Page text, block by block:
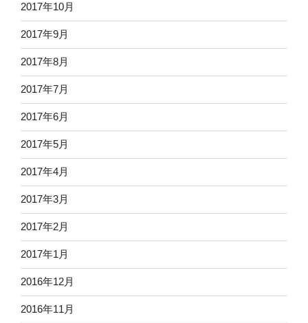
2017年10月
2017年9月
2017年8月
2017年7月
2017年6月
2017年5月
2017年4月
2017年3月
2017年2月
2017年1月
2016年12月
2016年11月